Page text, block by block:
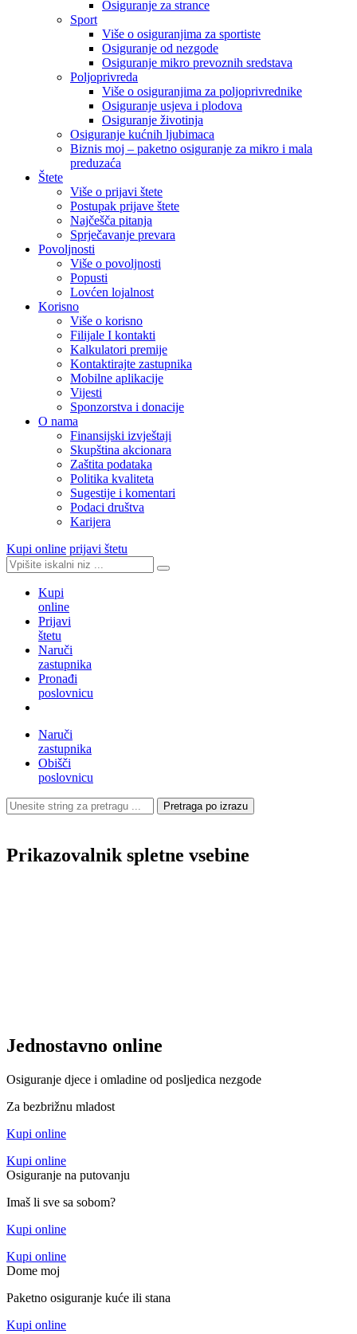
Osiguranje za strance
Sport
Više o osiguranjima za sportiste
Osiguranje od nezgode
Osiguranje mikro prevoznih sredstava
Poljoprivreda
Više o osiguranjima za poljoprivrednike
Osiguranje usjeva i plodova
Osiguranje životinja
Osiguranje kućnih ljubimaca
Biznis moj – paketno osiguranje za mikro i mala
preduzaća
Štete
Više o prijavi štete
Postupak prijave štete
Najčešča pitanja
Sprječavanje prevara
Povoljnosti
Više o povoljnosti
Popusti
Lovćen lojalnost
Korisno
Više o korisno
Filijale I kontakti
Kalkulatori premije
Kontaktirajte zastupnika
Mobilne aplikacije
Vijesti
Sponzorstva i donacije
O nama
Finansijski izvještaji
Skupština akcionara
Zaštita podataka
Politika kvaliteta
Sugestije i komentari
Podaci društva
Karijera
Kupi online prijavi štetu
Kupi
online
Prijavi
štetu
Naruči
zastupnika
Pronađi
poslovnicu
Naruči
zastupnika
Obišči
poslovnicu
Pretraga po izrazu
Prikazovalnik spletne vsebine
Jednostavno online
Osiguranje djece i omladine od posljedica nezgode
Za bezbrižnu mladost
Kupi online
Kupi online
Osiguranje na putovanju
Imaš li sve sa sobom?
Kupi online
Kupi online
Dome moj
Paketno osiguranje kuće ili stana
Kupi online